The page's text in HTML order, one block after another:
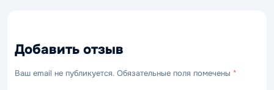
Добавить отзыв
Ваш email не публикуется. Обязательные поля помечены *